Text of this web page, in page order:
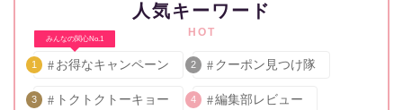
人気キーワード
HOT
みんなの関心No.1
1 お得なキャンペーン 2 クーポン見つけ隊
3 トクトクトーキョー 4 編集部レビュー